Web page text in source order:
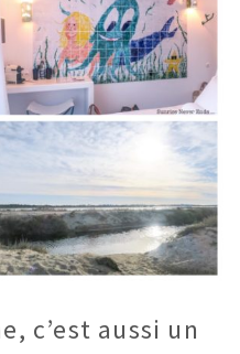
c’est aussi un